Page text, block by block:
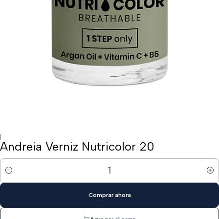
|
Andreia Verniz Nutricolor 20
Cantidad
Comprar ahora